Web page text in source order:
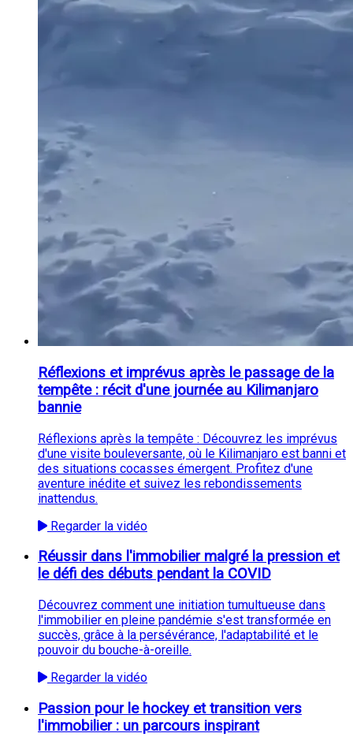
Réflexions et imprévus après le passage de la
tempête : récit d'une journée au Kilimanjaro
bannie
Réflexions après la tempête : Découvrez les imprévus
d'une visite bouleversante, où le Kilimanjaro est banni et
des situations cocasses émergent. Profitez d'une
aventure inédite et suivez les rebondissements
inattendus.
Regarder la vidéo
Réussir dans l'immobilier malgré la pression et
le défi des débuts pendant la COVID
Découvrez comment une initiation tumultueuse dans
l'immobilier en pleine pandémie s'est transformée en
succès, grâce à la persévérance, l'adaptabilité et le
pouvoir du bouche-à-oreille.
Regarder la vidéo
Passion pour le hockey et transition vers
l'immobilier : un parcours inspirant